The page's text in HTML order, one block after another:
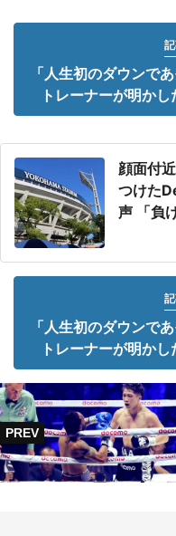
「人生初のダウンで
トレーナーが明か
顔面付
つけた
声 「負
「人生初のダウンで
トレーナーが明か